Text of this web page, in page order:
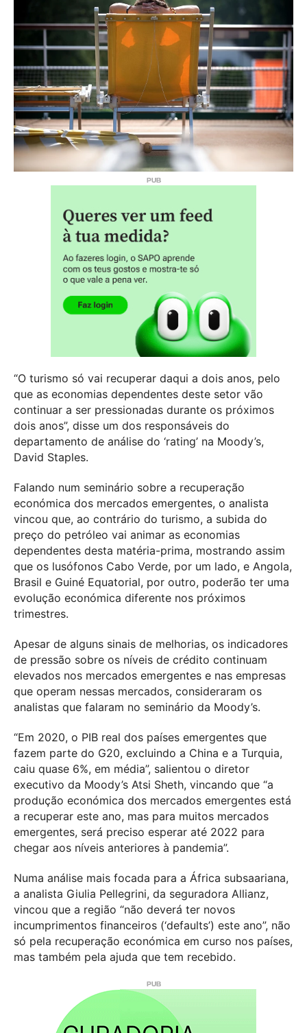
“O turismo só vai recuperar daqui a dois anos, pelo
que as economias dependentes deste setor vão
continuar a ser pressionadas durante os próximos
dois anos”, disse um dos responsáveis do
departamento de análise do ‘rating’ na Moody’s,
David Staples.
Falando num seminário sobre a recuperação
económica dos mercados emergentes, o analista
vincou que, ao contrário do turismo, a subida do
preço do petróleo vai animar as economias
dependentes desta matéria-prima, mostrando assim
que os lusófonos Cabo Verde, por um lado, e Angola,
Brasil e Guiné Equatorial, por outro, poderão ter uma
evolução económica diferente nos próximos
trimestres.
Apesar de alguns sinais de melhorias, os indicadores
de pressão sobre os níveis de crédito continuam
elevados nos mercados emergentes e nas empresas
que operam nessas mercados, consideraram os
analistas que falaram no seminário da Moody’s.
“Em 2020, o PIB real dos países emergentes que
fazem parte do G20, excluindo a China e a Turquia,
caiu quase 6%, em média”, salientou o diretor
executivo da Moody’s Atsi Sheth, vincando que “a
produção económica dos mercados emergentes está
a recuperar este ano, mas para muitos mercados
emergentes, será preciso esperar até 2022 para
chegar aos níveis anteriores à pandemia”.
Numa análise mais focada para a África subsaariana,
a analista Giulia Pellegrini, da seguradora Allianz,
vincou que a região “não deverá ter novos
incumprimentos financeiros (‘defaults’) este ano”, não
só pela recuperação económica em curso nos países,
mas também pela ajuda que tem recebido.